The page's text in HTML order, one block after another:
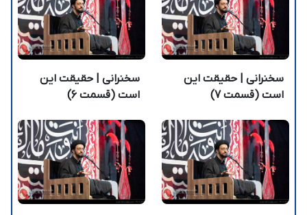
سخنرانی | حقیقت این
است (قسمت 7)
سخنرانی | حقیقت این
است (قسمت 6)